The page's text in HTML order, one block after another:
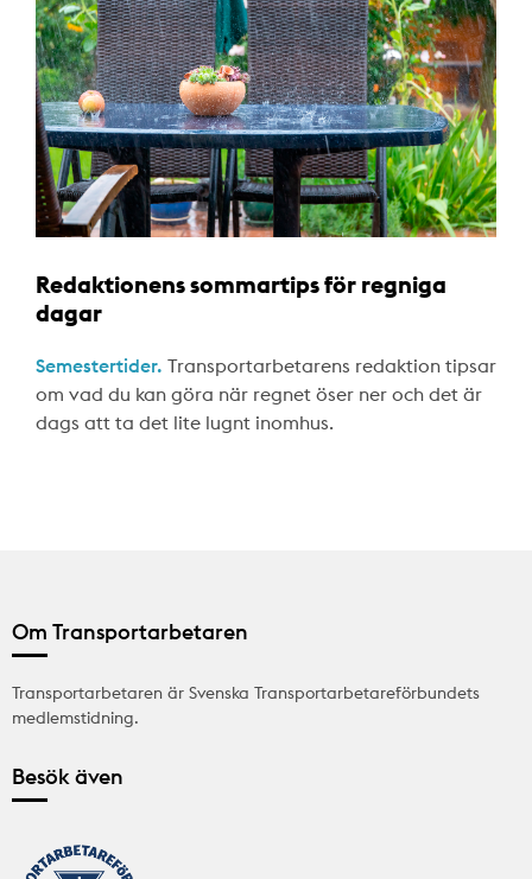
Redaktionens sommartips för regniga
dagar
Semestertider. Transportarbetarens redaktion tipsar
om vad du kan göra när regnet öser ner och det är
dags att ta det lite lugnt inomhus.
Om Transportarbetaren
Transportarbetaren är Svenska Transportarbetareförbundets
medlemstidning.
Besök även